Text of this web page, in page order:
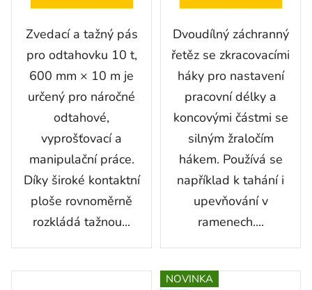
Zvedací a tažný pás
pro odtahovku 10 t,
600 mm × 10 m je
určený pro náročné
odtahové,
vyprošťovací a
manipulační práce.
Díky široké kontaktní
ploše rovnoměrně
rozkládá tažnou...
Dvoudílný záchranný
řetěz se zkracovacími
háky pro nastavení
pracovní délky a
koncovými částmi se
silným žraločím
hákem. Používá se
například k tahání i
upevňování v
ramenech....
NOVINKA